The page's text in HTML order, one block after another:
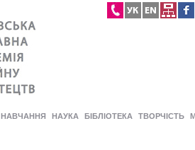
НАВЧАННЯ НАУКА БІБЛІОТЕКА ТВОРЧІСТЬ